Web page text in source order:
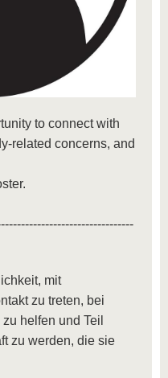
to connect with
related concerns, and
mit
zu treten, bei
helfen und Teil
zu werden, die sie